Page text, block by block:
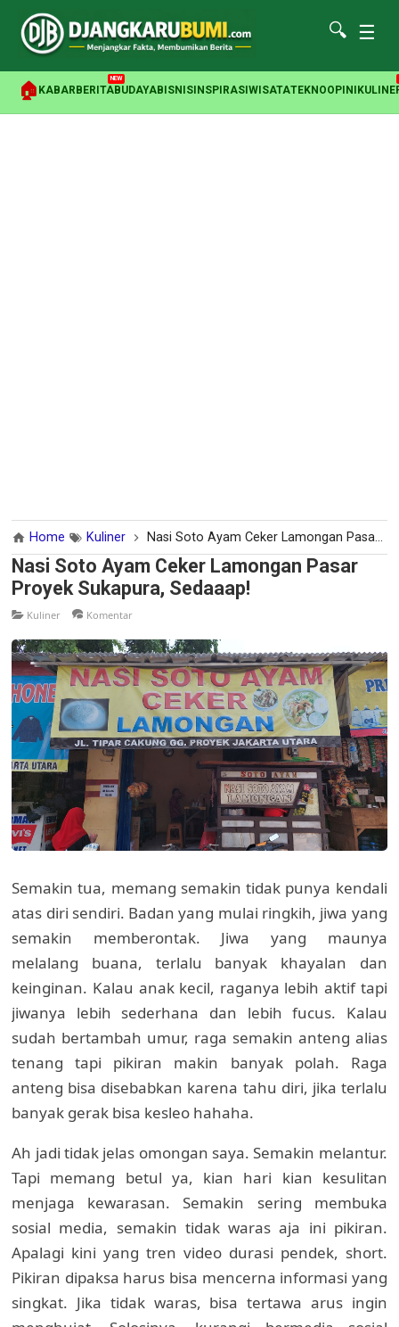
🔍 ☰
🏠 KABAR BERITA
NEW
BUDAYABISNIS INSPIRASI WISATATEKNOOPINI
Home Kuliner Nasi Soto Ayam Ceker Lamongan Pasar Proyek Sukapura, Sedaaap!
Nasi Soto Ayam Ceker Lamongan Pasar
Proyek Sukapura, Sedaaap!
Kuliner Komentar
Semakin tua, memang semakin tidak punya kendali
atas diri sendiri. Badan yang mulai ringkih, jiwa yang
semakin memberontak. Jiwa yang maunya
melalang buana, terlalu banyak khayalan dan
keinginan. Kalau anak kecil, raganya lebih aktif tapi
jiwanya lebih sederhana dan lebih fucus. Kalau
sudah bertambah umur, raga semakin anteng alias
tenang tapi pikiran makin banyak polah. Raga
anteng bisa disebabkan karena tahu diri, jika terlalu
banyak gerak bisa kesleo hahaha.
Ah jadi tidak jelas omongan saya. Semakin melantur.
Tapi memang betul ya, kian hari kian kesulitan
menjaga kewarasan. Semakin sering membuka
sosial media, semakin tidak waras aja ini pikiran.
Apalagi kini yang tren video durasi pendek, short.
Pikiran dipaksa harus bisa mencerna informasi yang
singkat. Jika tidak waras, bisa tertawa arus ingin